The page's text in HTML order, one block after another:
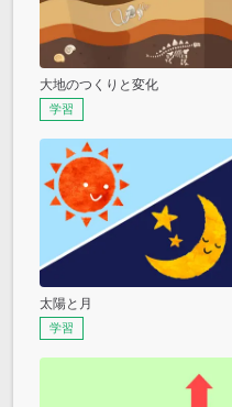
大地のつくりと変化
学習
太陽と月
学習